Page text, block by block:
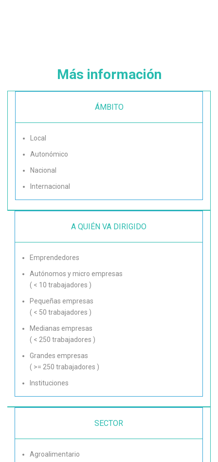
Más información
ÁMBITO
Local
Autonómico
Nacional
Internacional
A QUIÉN VA DIRIGIDO
Emprendedores
Autónomos y micro empresas
( < 10 trabajadores )
Pequeñas empresas
( < 50 trabajadores )
Medianas empresas
( < 250 trabajadores )
Grandes empresas
( >= 250 trabajadores )
Instituciones
SECTOR
Agroalimentario